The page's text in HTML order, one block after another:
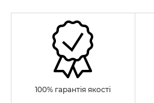
100% гарантія якості